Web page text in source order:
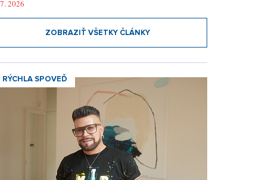
2026
ZOBRAZIŤ VŠETKY ČLÁNKY
RÝCHLA SPOVEĎ